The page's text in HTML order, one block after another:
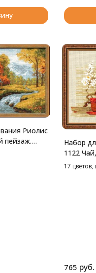
Риолис
пейзаж.
Набор
1122
17 цветов,
765 руб.